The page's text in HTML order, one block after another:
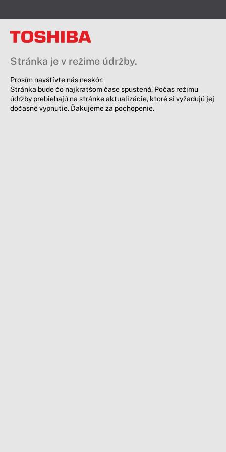
Stránka je v režime údržby.
Prosím navštívte nás neskôr.
Stránka bude čo najkratšom čase spustená. Počas režimu
údržby prebiehajú na stránke aktualizácie, ktoré si vyžadujú jej
dočasné vypnutie. Ďakujeme za pochopenie.